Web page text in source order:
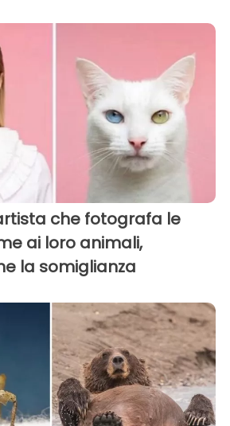
che fotografa le
ai loro animali,
la somiglianza